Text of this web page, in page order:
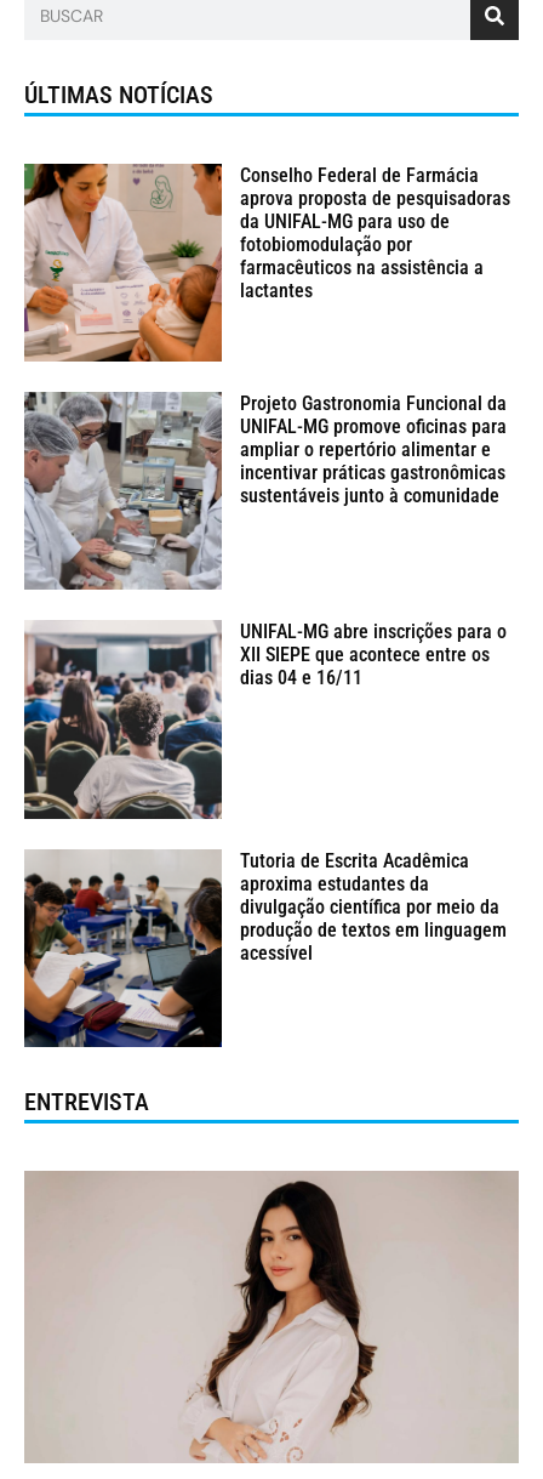
ÚLTIMAS NOTÍCIAS
Conselho Federal de Farmácia
aprova proposta de pesquisadoras
da UNIFAL-MG para uso de
fotobiomodulação por
farmacêuticos na assistência a
lactantes
Projeto Gastronomia Funcional da
UNIFAL-MG promove oficinas para
ampliar o repertório alimentar e
incentivar práticas gastronômicas
sustentáveis junto à comunidade
UNIFAL-MG abre inscrições para o
XII SIEPE que acontece entre os
dias 04 e 16/11
Tutoria de Escrita Acadêmica
aproxima estudantes da
divulgação científica por meio da
produção de textos em linguagem
acessível
ENTREVISTA